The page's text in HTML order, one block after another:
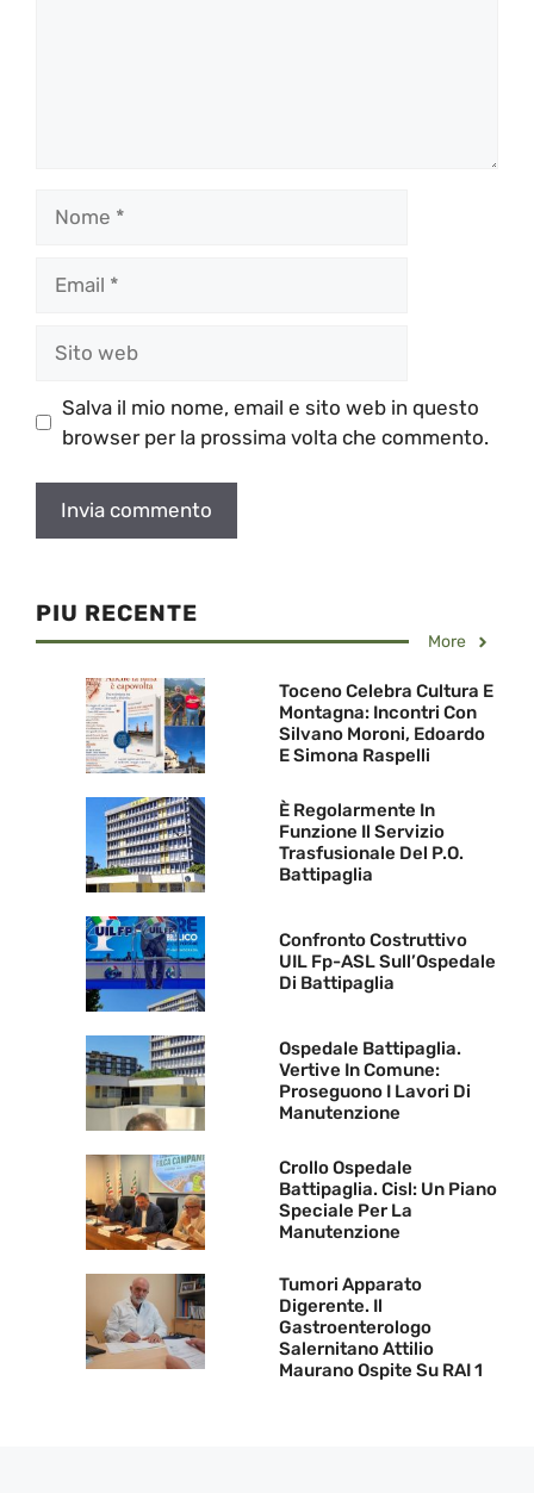
web
Salva il mio nome, email e sito web in questo
browser per la prossima volta che commento.
PIU RECENTE
More
Toceno Celebra Cultura E
Montagna: Incontri Con
Silvano Moroni, Edoardo
E Simona Raspelli
È Regolarmente In
Funzione Il Servizio
Trasfusionale Del P.O.
Battipaglia
Confronto Costruttivo
UIL Fp-ASL Sull’Ospedale
Di Battipaglia
Ospedale Battipaglia.
Vertive In Comune:
Proseguono I Lavori Di
Manutenzione
Crollo Ospedale
Battipaglia. Cisl: Un Piano
Speciale Per La
Manutenzione
Tumori Apparato
Digerente. Il
Gastroenterologo
Salernitano Attilio
Maurano Ospite Su RAI 1